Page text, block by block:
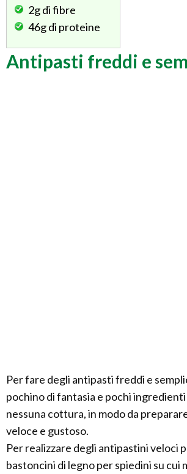
2gdi fibre
46gdi proteine
Antipasti freddi e
Per fare degli antipasti freddi e
pochino di fantasia e pochi ingredienti
nessuna cottura, in modo da
veloce e gustoso.
Per realizzare degli antipastini veloci
bastoncini di legno per spiedini su cui